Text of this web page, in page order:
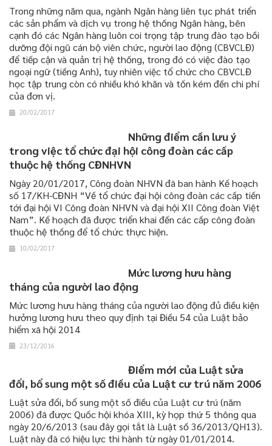
Trong những năm qua, ngành Ngân hàng liên tục phát triển
các sản phẩm và dịch vụ trong hệ thống Ngân hàng, bên
cạnh đó các Ngân hàng luôn coi trọng tập trung đào tạo bồi
dưỡng đội ngũ cán bộ viên chức, người lao động (CBVCLĐ)
để tiếp cận và quản trị hệ thống, trong đó có việc đào tạo
ngoại ngữ (tiếng Anh), tuy nhiên việc tổ chức cho CBVCLĐ
học tập trung còn có nhiều khó khăn và tốn kém đến chi phí
của đơn vị.
20/02/2017
Những điểm cần lưu ý
trong việc tổ chức đại hội công đoàn các cấp
thuộc hệ thống CĐNHVN
Ngày 20/01/2017, Công đoàn NHVN đã ban hành Kế hoạch
số 17/KH-CĐNH “Về tổ chức đại hội công đoàn các cấp tiến
tới đại hội VI Công đoàn NHVN và đại hội XII Công đoàn Việt
Nam”. Kế hoạch đã được triển khai đến các cấp công đoàn
thuộc hệ thống để tổ chức thực hiện.
10/02/2017
Mức lương hưu hàng
tháng của người lao động
Mức lương hưu hàng tháng của người lao động đủ điều kiện
hưởng lương hưu theo quy định tại Điều 54 của Luật bảo
hiểm xã hội 2014
23/12/2016
Điểm mới của Luật sửa
đổi, bổ sung một số điều của Luật cư trú năm 2006
Luật sửa đổi, bổ sung một số điều của Luật cư trú (năm
2006) đã được Quốc hội khóa XIII, kỳ họp thứ 5 thông qua
ngày 20/6/2013 (sau đây gọi tắt là Luật số 36/2013/QH13).
Luật này đã có hiệu lực thi hành từ ngày 01/01/2014.